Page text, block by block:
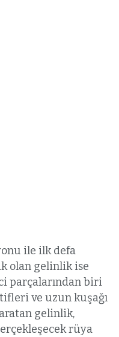
ile ilk defa
olan gelinlik ise
parçalarından biri
ve uzun kuşağı
gelinlik,
rüya